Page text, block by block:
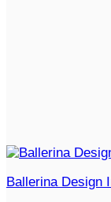
Ballerina Design